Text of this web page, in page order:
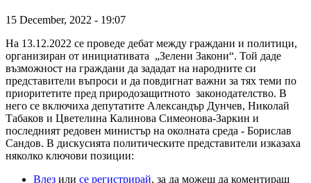
15 December, 2022 - 19:07
На 13.12.2022 се проведе дебат между граждани и политици,
организиран от инициативата „Зелени Закони“. Той даде
възможност на граждани да зададат на народните си
представители въпроси и да повдигнат важни за тях теми по
приоритетите пред природозащитното законодателство. В
него се включиха депутатите Александър Дунчев, Николай
Табаков и Цветелина Калинова Симеонова-Заркин и
последният редовен министър на околната среда - Борислав
Сандов. В дискусията политическите представители изказаха
няколко ключови позиции:
Влез или се регистрирай, за да можеш да коментираш